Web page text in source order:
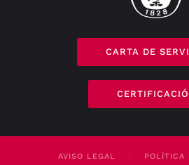
CARTA DE
AVISO LEGAL POLÍTICA